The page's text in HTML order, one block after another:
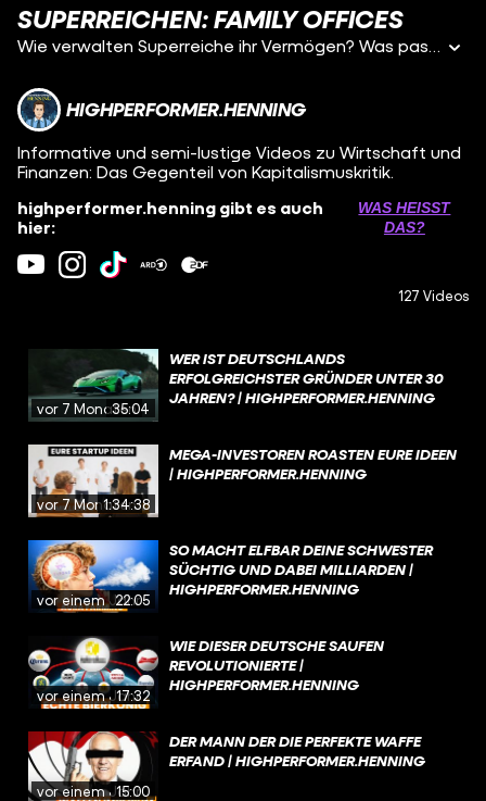
SUPERREICHEN: FAMILY OFFICES
Wie verwalten Superreiche ihr Vermögen? Was passiert, wenn jemand über 100 Millionen Euro auf dem Konto hat? Und wie bekommen diese Personen überhaupt Zugang zu den exklusivsten Finanzstrategien der Aller-Reichsten?
HIGHPERFORMER.HENNING
Informative und semi-lustige Videos zu Wirtschaft und
Finanzen: Das Gegenteil von Kapitalismuskritik.
highperformer.henning gibt es auch
hier:
WAS HEISST D
AS?
127 Videos
vor 7 Monaten
35:04
WER IST DEUTSCHLANDS
ERFOLGREICHSTER GRÜNDER UNTER 30
JAHREN? | HIGHPERFORMER.HENNING
vor 7 Monaten
1:34:38
MEGA-INVESTOREN ROASTEN EURE IDEEN
| HIGHPERFORMER.HENNING
vor einem Jahr
22:05
SO MACHT ELFBAR DEINE SCHWESTER
SÜCHTIG UND DABEI MILLIARDEN |
HIGHPERFORMER.HENNING
vor einem Jahr
17:32
WIE DIESER DEUTSCHE SAUFEN
REVOLUTIONIERTE |
HIGHPERFORMER.HENNING
vor einem Jahr
15:00
DER MANN DER DIE PERFEKTE WAFFE
ERFAND | HIGHPERFORMER.HENNING